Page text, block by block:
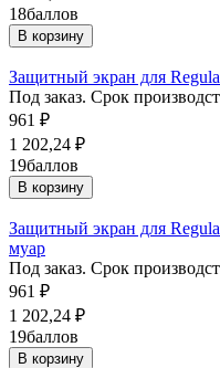
18баллов
В корзину
Защитный экран для
Под заказ. Срок
961 ₽
1 202,24 ₽
19баллов
В корзину
Защитный экран для
муар
Под заказ. Срок
961 ₽
1 202,24 ₽
19баллов
В корзину